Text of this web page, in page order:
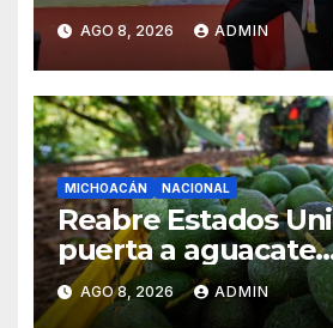
en China
AGO 8, 2026 ADMIN
MICHOACÁN NACIONAL
Reabre Estados
puerta a aguacate
michoacano de
“gradual”
AGO 8, 2026 ADMIN